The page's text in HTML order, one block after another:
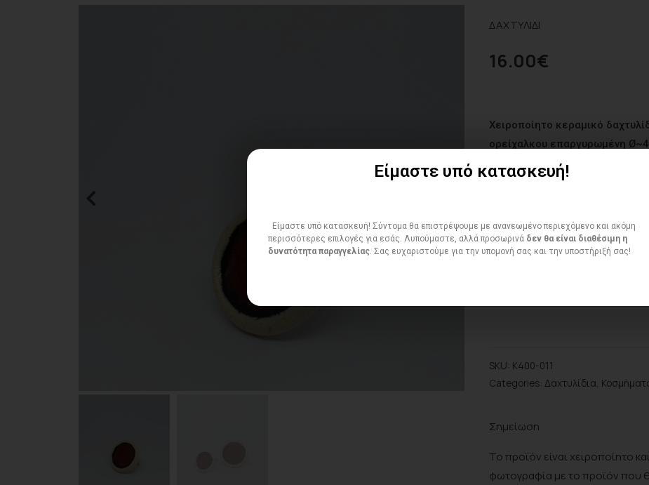
ΔΑΧΤΥΛΙΔΙ
16.00€
Χειροποίητο κεραμικό
ορείχαλκου επαργυρωμένη
ΠΟΣΌΤΗΤΑ
SKU: K400-011
Categories: Δαχτυλίδια
Σημείωση
Το προϊόν είναι χειροποίητο
φωτογραφία με το προϊόν που
Είμαστε υπό κατασκευή!
Είμαστε υπό κατασκευή! Σύντομα θα επιστρέψουμε με ανανεωμένο περιεχόμενο και ακόμη
περισσότερες επιλογές για εσάς. Λυπούμαστε, αλλά προσωρινά δεν θα είναι διαθέσιμη η
δυνατότητα παραγγελίας. Σας ευχαριστούμε για την υπομονή σας και την υποστήριξή σας!